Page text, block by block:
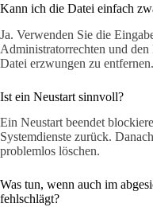
Kann ich die Datei einfach
Ja. Verwenden Sie die
Administratorrechten und den
Datei erzwungen zu entfernen.
Ist ein Neustart sinnvoll?
Ein Neustart beendet
Systemdienste zurück.
problemlos löschen.
Was tun, wenn auch im
fehlschlägt?